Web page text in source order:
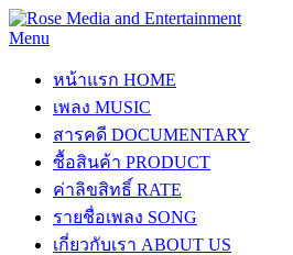
Menu
หน้าแรก HOME
เพลง MUSIC
สารคดี DOCUMENTARY
ซื้อสินค้า PRODUCT
ค่าลิขสิทธิ์ RATE
รายชื่อเพลง SONG
เกี่ยวกับเรา ABOUT US